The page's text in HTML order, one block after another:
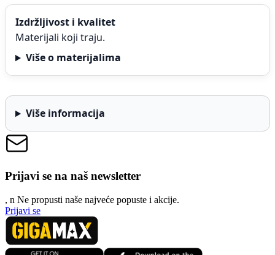
Izdržljivost i kvalitet
Materijali koji traju.
Više o materijalima
Više informacija
Prijavi se na naš newsletter
, n Ne propusti naše najveće popuste i akcije.
Prijavi se